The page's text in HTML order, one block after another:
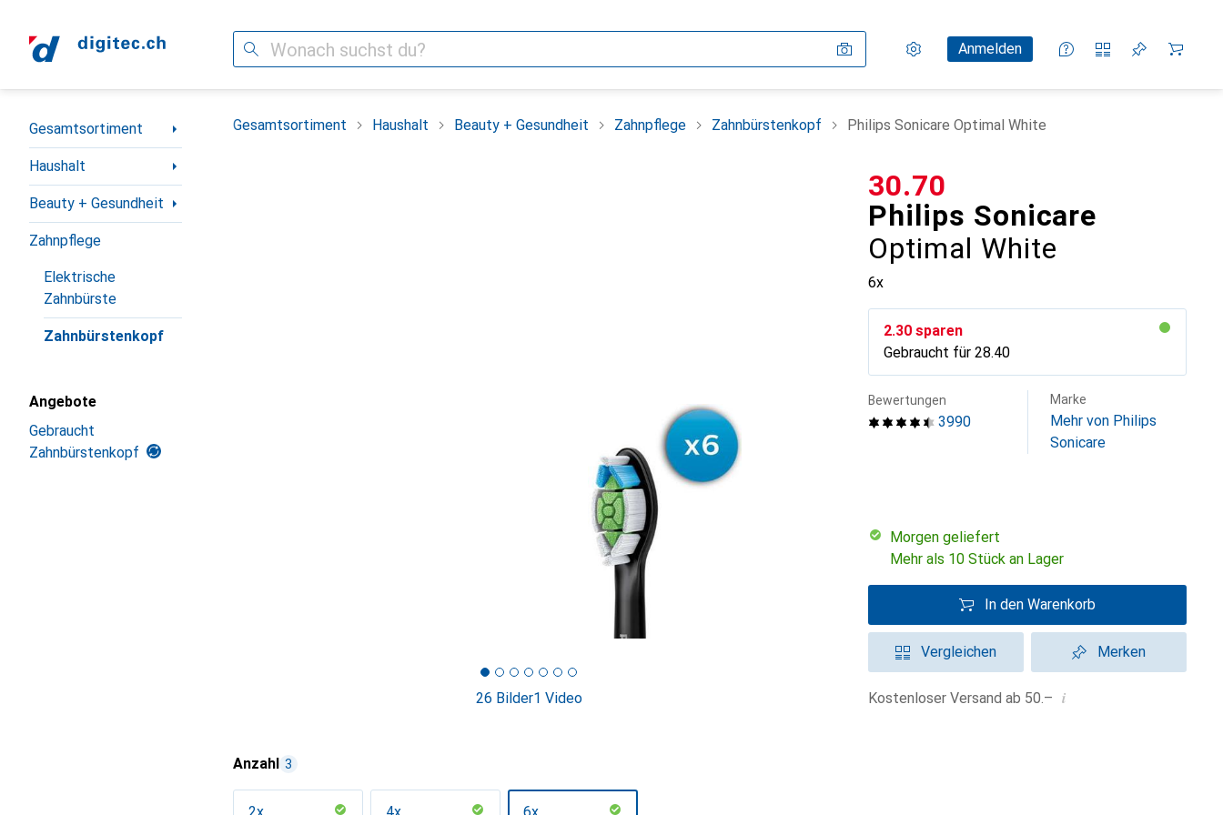
Suche Einstellungen
KundenkontoAnmelden
Vergleichslisten
Merklisten
Warenkorb
Navigation nach Kategorien
Gesamtsortiment
Haushalt
Beauty + Gesundheit
Zahnpflege
Elektrische
Zahnbürste
Zahnbürstenkopf
Angebote
Gebraucht
Zahnbürstenkopf
Gesamtsortiment Haushalt Beauty + Gesundheit Zahnpflege Zahnbürstenkopf Philips Sonicare Optimal White
26 Bilder1 Video
Philips Sonicare
Optimal White
6x
CHF
30.70
CHF
2.30 sparen
Gebraucht für CHF
28.40
3990
Bewertungen Marke
Mehr von Philips
Sonicare
morgen geliefert
Mehr als 10 Stück an Lager
In den Warenkorb
Vergleichen Merken
Kostenloser Versand ab 50.– i
Anzahl 3